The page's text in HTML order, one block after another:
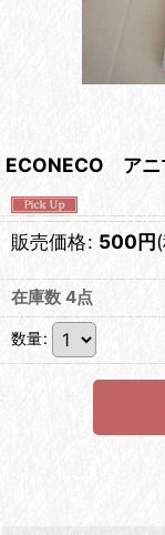
ECONECO ア
販売価格: 500円
在庫数 4点
数量: